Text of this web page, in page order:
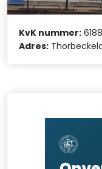
KvK nummer:
Adres: